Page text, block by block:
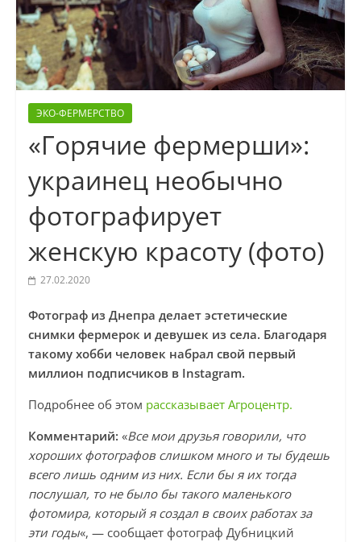
ЭКО-ФЕРМЕРСТВО
«Горячие фермерши»:
украинец необычно
фотографирует
женскую красоту (фото)
27.02.2020
Фотограф из Днепра делает эстетические
снимки фермерок и девушек из села. Благодаря
такому хобби человек набрал свой первый
миллион подписчиков в Instagram.
Подробнее об этом рассказывает Агроцентр.
Комментарий: «Все мои друзья говорили, что
хороших фотографов слишком много и ты будешь
всего лишь одним из них. Если бы я их тогда
послушал, то не было бы такого маленького
фотомира, который я создал в своих работах за
эти годы«, — сообщает фотограф Дубницкий